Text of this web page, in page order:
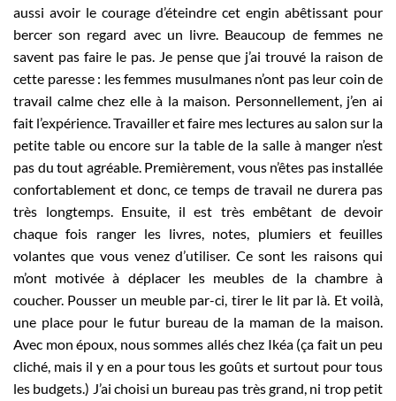
aussi avoir le courage d’éteindre cet engin abêtissant pour
bercer son regard avec un livre. Beaucoup de femmes ne
savent pas faire le pas. Je pense que j’ai trouvé la raison de
cette paresse : les femmes musulmanes n’ont pas leur coin de
travail calme chez elle à la maison. Personnellement, j’en ai
fait l’expérience. Travailler et faire mes lectures au salon sur la
petite table ou encore sur la table de la salle à manger n’est
pas du tout agréable. Premièrement, vous n’êtes pas installée
confortablement et donc, ce temps de travail ne durera pas
très longtemps. Ensuite, il est très embêtant de devoir
chaque fois ranger les livres, notes, plumiers et feuilles
volantes que vous venez d’utiliser. Ce sont les raisons qui
m’ont motivée à déplacer les meubles de la chambre à
coucher. Pousser un meuble par-ci, tirer le lit par là. Et voilà,
une place pour le futur bureau de la maman de la maison.
Avec mon époux, nous sommes allés chez Ikéa (ça fait un peu
cliché, mais il y en a pour tous les goûts et surtout pour tous
les budgets.) J’ai choisi un bureau pas très grand, ni trop petit